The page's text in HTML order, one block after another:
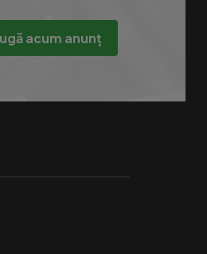
acum anunț